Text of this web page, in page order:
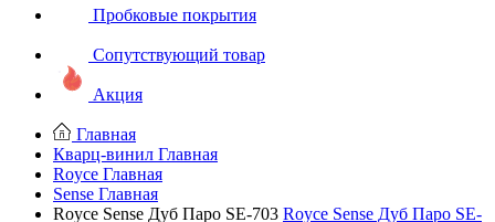
Пробковые покрытия
Сопутствующий товар
Акция
Главная
Кварц-винил Главная
Royce Главная
Sense Главная
Royce Sense Дуб Паро SE-703 Royce Sense Дуб Паро SE-